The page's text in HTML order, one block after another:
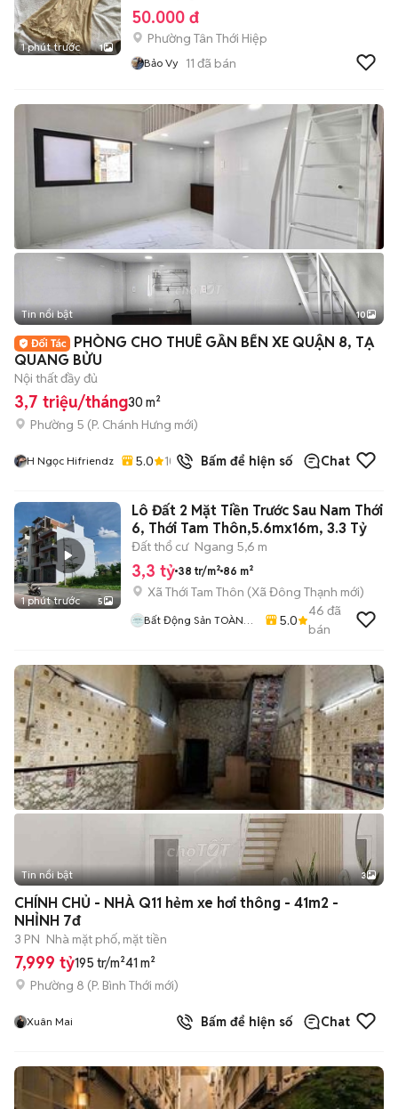
1 phút trước 1
50.000 đ
Phường Tân Thới Hiệp
Bảo Vy 11 đã bán
+2
Tin nổi bật 10
PHÒNG CHO THUÊ GẦN BẾN XE QUẬN 8, TẠ
QUANG BỬU
Nội thất đầy đủ
3,7 triệu/tháng30 m²
Phường 5 (P. Chánh Hưng mới)
H Ngọc Hifriendz 5.0 10 đã bánBấm để hiện số Chat
1 phút trước 5
Lô Đất 2 Mặt Tiền Trước Sau Nam Thới
6, Thới Tam Thôn,5.6mx16m, 3.3 Tỷ
Đất thổ cư Ngang 5,6 m
3,3 tỷ 38 tr/m² 86 m²
Xã Thới Tam Thôn (Xã Đông Thạnh mới)
Bất Động Sản TOÀN
5.0
46 đã
bán
Tin nổi bật 3
CHÍNH CHỦ - NHÀ Q11 hẻm xe hơi thông - 41m2 -
NHỈNH 7đ
3 PN Nhà mặt phố, mặt tiền
7,999 tỷ195 tr/m²41 m²
Phường 8 (P. Bình Thới mới)
Xuân Mai Bấm để hiện số Chat